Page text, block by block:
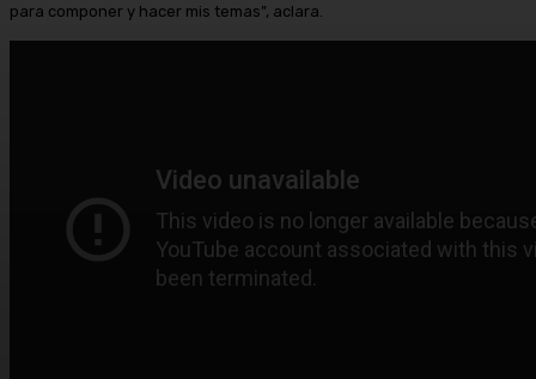
para componer y hacer mis temas”, aclara.